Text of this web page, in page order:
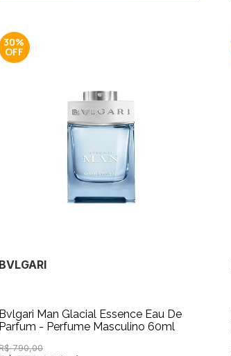
30%
BVLGARI
Bvlgari Man Glacial Essence Eau De
Parfum - Perfume Masculino 60ml
790,00